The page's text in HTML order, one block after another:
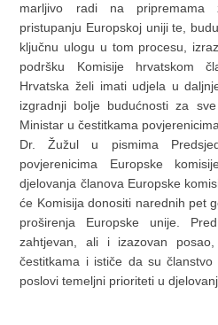
marljivo radi na pripremama
pristupanju Europskoj uniji te,
ključnu ulogu u tom procesu,
podršku Komisije hrvatskom
Hrvatska želi imati udjela u
izgradnji bolje budućnosti za
Ministar u čestitkama
Dr. Žužul u pismima
povjerenicima Europske
djelovanja članova Europske
će Komisija donositi narednih pet
proširenja Europske unije.
zahtjevan, ali i izazovan
čestitkama i ističe da su
poslovi temeljni prioriteti u